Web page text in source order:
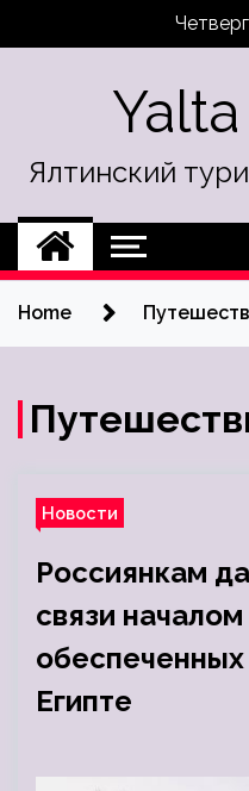
Ялтинский
Home
Новости
Россиянкам
связи
Египте